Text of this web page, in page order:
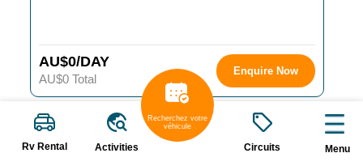
AU$0/DAY
AU$0 Total
Enquire Now
Rv Rental Activities
Recherchez votre
véhicule
Circuits Menu